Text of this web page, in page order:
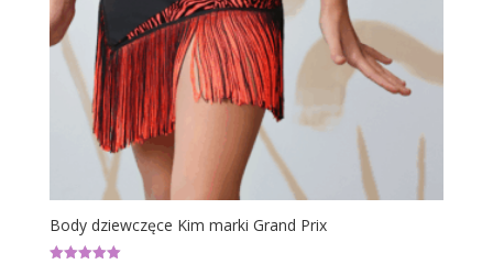
Body dziewczęce Kim marki Grand Prix